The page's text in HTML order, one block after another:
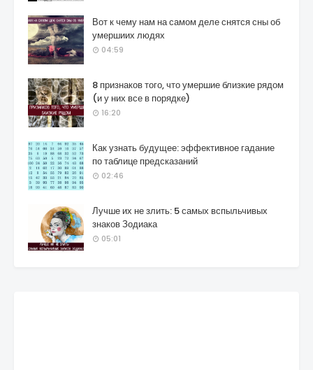
Вот к чему нам на самом деле снятся сны об
умершиих людях
04:59
8 признаков того, что умершие близкие рядом
(и у них все в порядке)
16:20
Как узнать будущее: эффективное гадание
по таблице предсказаний
02:46
Лучше их не злить: 5 самых вспыльчивых
знаков Зодиака
05:01